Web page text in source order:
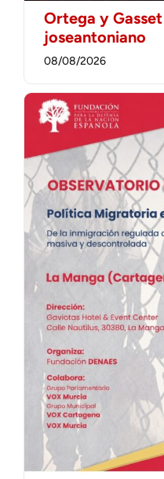
Ortega y
joseantoniano
08/08/2026